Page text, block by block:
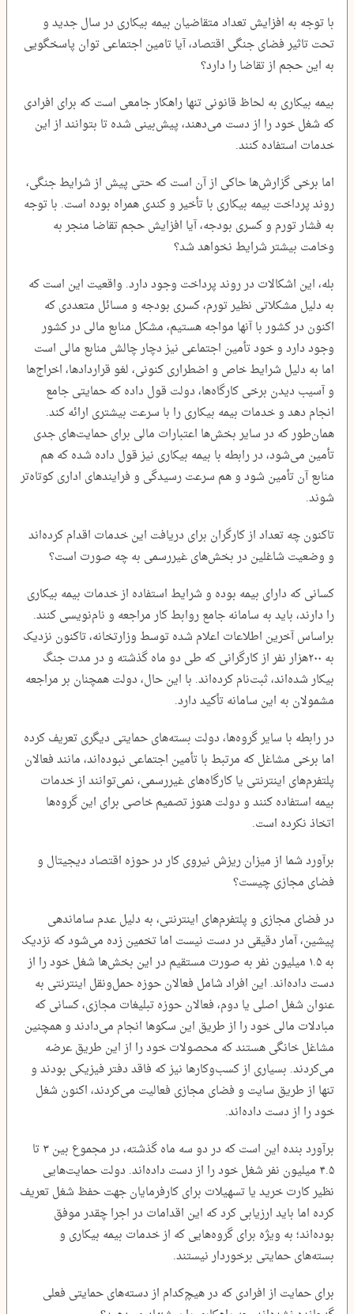
با توجه به افزایش تعداد متقاضیان بیمه بیکاری در سال جدید و
تحت تاثیر فضای جنگی اقتصاد، آیا تامین اجتماعی توان پاسخگویی
به این حجم از تقاضا را دارد؟
بیمه بیکاری به لحاظ قانونی تنها راهکار جامعی است که برای افرادی
که شغل خود را از دست می‌دهند، پیش‌بینی شده تا بتوانند از این
خدمات استفاده کنند.
اما برخی گزارش‌ها حاکی از آن است که حتی پیش از شرایط جنگی،
روند پرداخت بیمه بیکاری با تأخیر و کندی همراه بوده است. با توجه
به فشار تورم و کسری بودجه، آیا افزایش حجم تقاضا منجر به
وخامت بیشتر شرایط نخواهد شد؟
بله، این اشکالات در روند پرداخت وجود دارد. واقعیت این است که
به دلیل مشکلاتی نظیر تورم، کسری بودجه و مسائل متعددی که
اکنون در کشور با آنها مواجه هستیم، مشکل منابع مالی در کشور
وجود دارد و خود تأمین اجتماعی نیز دچار چالش منابع مالی است
اما به دلیل شرایط خاص و اضطراری کنونی، لغو قراردادها، اخراج‌ها
و آسیب دیدن برخی کارگاه‌ها، دولت قول داده که حمایتی جامع
انجام دهد و خدمات بیمه بیکاری را با سرعت بیشتری ارائه کند.
همان‌طور که در سایر بخش‌ها اعتبارات مالی برای حمایت‌های جدی
تأمین می‌شود، در رابطه با بیمه بیکاری نیز قول داده شده که هم
منابع آن تأمین شود و هم سرعت رسیدگی و فرایندهای اداری کوتاه‌تر
شوند.
تاکنون چه تعداد از کارگران برای دریافت این خدمات اقدام کرده‌اند
و وضعیت شاغلین در بخش‌های غیررسمی به چه صورت است؟
کسانی که دارای بیمه بوده و شرایط استفاده از خدمات بیمه بیکاری
را دارند، باید به سامانه جامع روابط کار مراجعه و نام‌نویسی کنند.
براساس آخرین اطلاعات اعلام شده توسط وزارتخانه، تاکنون نزدیک
به ۲۰۰هزار نفر از کارگرانی که طی دو ماه گذشته و در مدت جنگ
بیکار شده‌اند، ثبت‌نام کرده‌اند. با این حال، دولت همچنان بر مراجعه
مشمولان به این سامانه تأکید دارد.
در رابطه با سایر گروه‌ها، دولت بسته‌های حمایتی دیگری تعریف کرده
اما برخی مشاغل که مرتبط با تأمین اجتماعی نبوده‌اند، مانند فعالان
پلتفرم‌های اینترنتی یا کارگاه‌های غیررسمی، نمی‌توانند از خدمات
بیمه استفاده کنند و دولت هنوز تصمیم خاصی برای این گروه‌ها
اتخاذ نکرده است.
برآورد شما از میزان ریزش نیروی کار در حوزه اقتصاد دیجیتال و
فضای مجازی چیست؟
در فضای مجازی و پلتفرم‌های اینترنتی، به دلیل عدم ساماندهی
پیشین، آمار دقیقی در دست نیست اما تخمین زده می‌شود که نزدیک
به ۱.۵ میلیون نفر به صورت مستقیم در این بخش‌ها شغل خود را از
دست داده‌اند. این افراد شامل فعالان حوزه حمل‌ونقل اینترنتی به
عنوان شغل اصلی یا دوم، فعالان حوزه تبلیغات مجازی، کسانی که
مبادلات مالی خود را از طریق این سکوها انجام می‌دادند و همچنین
مشاغل خانگی هستند که محصولات خود را از این طریق عرضه
می‌کردند. بسیاری از کسب‌وکارها نیز که فاقد دفتر فیزیکی بودند و
تنها از طریق سایت و فضای مجازی فعالیت می‌کردند، اکنون شغل
خود را از دست داده‌اند.
برآورد بنده این است که در دو سه ماه گذشته، در مجموع بین ۳ تا
۴.۵ میلیون نفر شغل خود را از دست داده‌اند. دولت حمایت‌هایی
نظیر کارت خرید یا تسهیلات برای کارفرمایان جهت حفظ شغل تعریف
کرده اما باید ارزیابی کرد که این اقدامات در اجرا چقدر موفق
بوده‌اند؛ به ویژه برای گروه‌هایی که از خدمات بیمه بیکاری و
بسته‌های حمایتی برخوردار نیستند.
برای حمایت از افرادی که در هیچ‌کدام از دسته‌های حمایتی فعلی